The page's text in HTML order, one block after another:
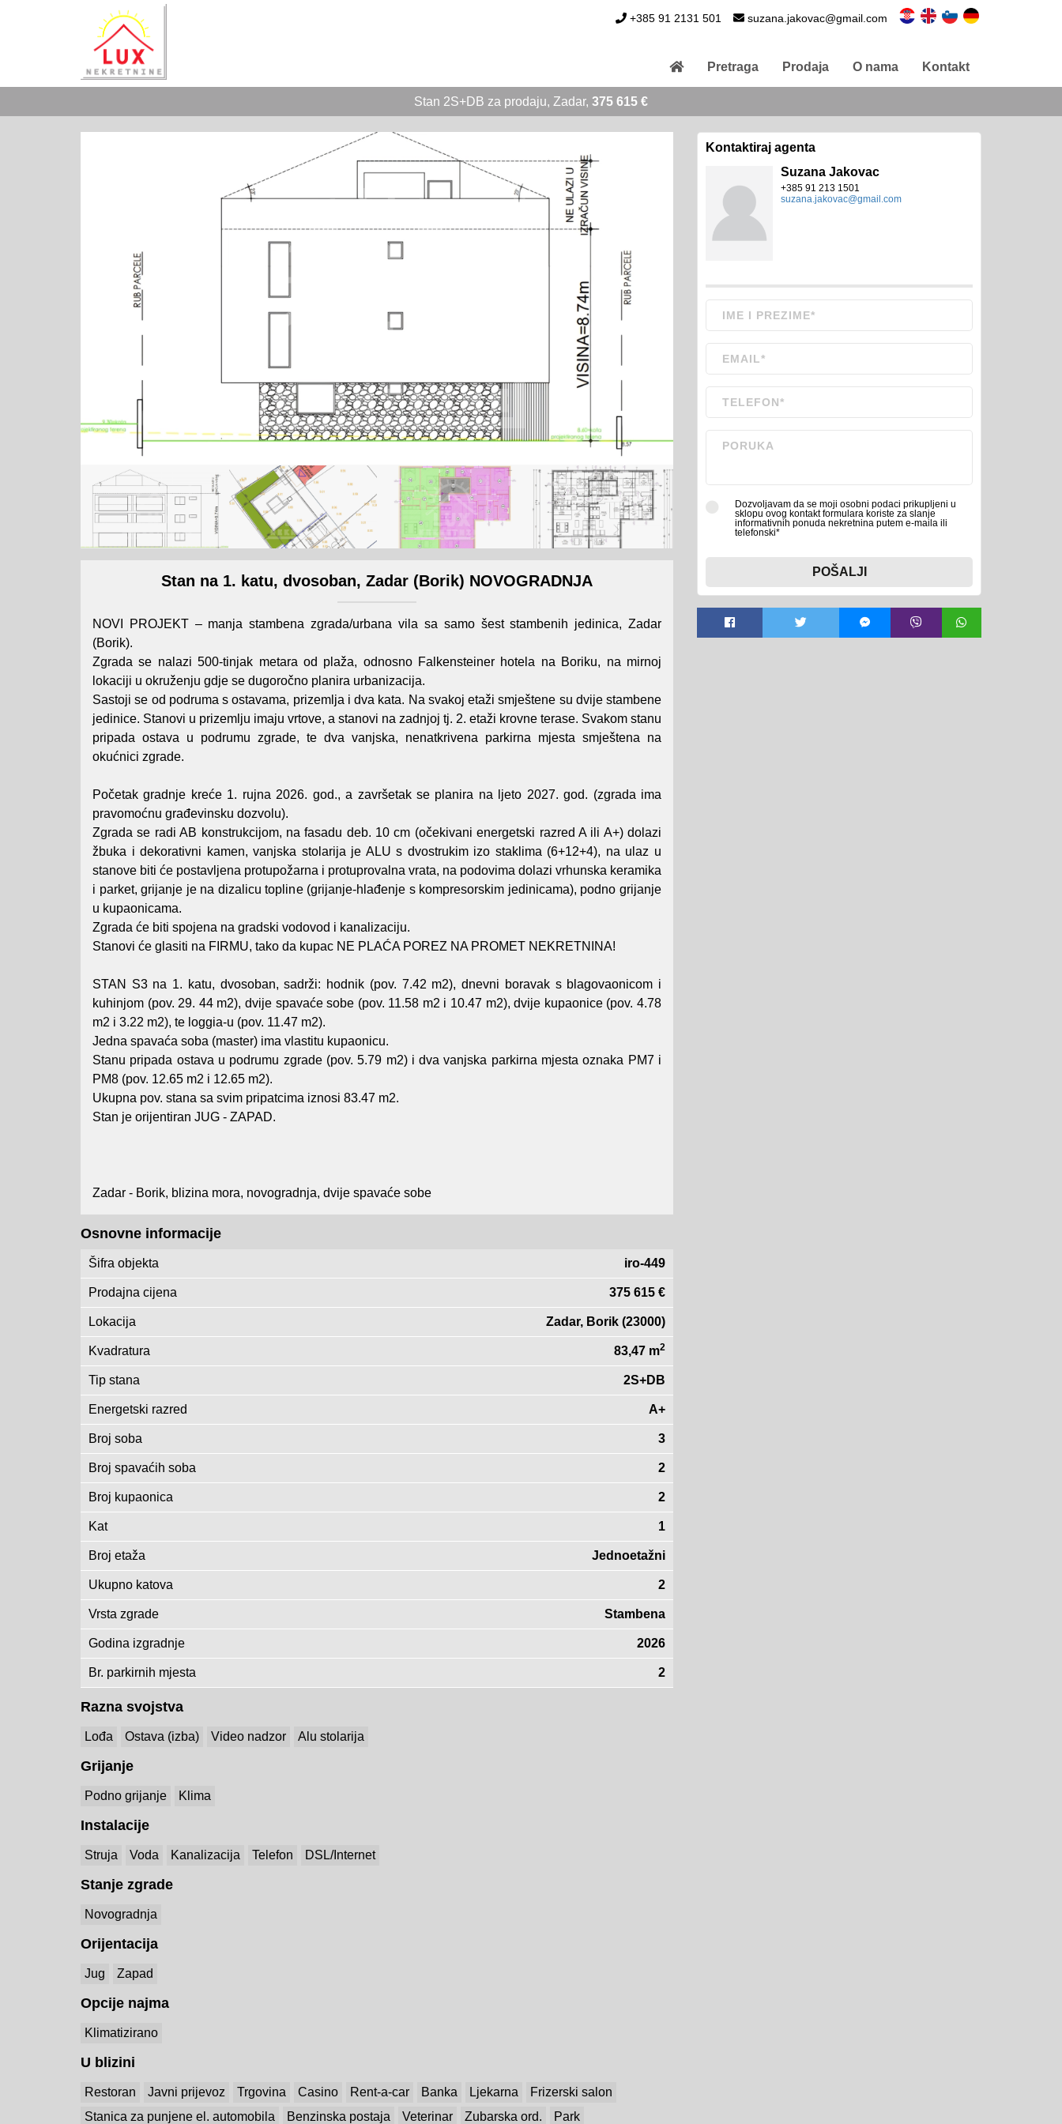
+385 91 2131 501 suzana.jakovac@gmail.com
Pretraga Prodaja O nama Kontakt
Stan 2S+DB za prodaju, Zadar, 375 615 €
Stan na 1. katu, dvosoban, Zadar (Borik) NOVOGRADNJA
NOVI PROJEKT – manja stambena zgrada/urbana vila sa samo šest stambenih jedinica, Zadar
(Borik).
Zgrada se nalazi 500-tinjak metara od plaža, odnosno Falkensteiner hotela na Boriku, na mirnoj
lokaciji u okruženju gdje se dugoročno planira urbanizacija.
Sastoji se od podruma s ostavama, prizemlja i dva kata. Na svakoj etaži smještene su dvije stambene
jedinice. Stanovi u prizemlju imaju vrtove, a stanovi na zadnjoj tj. 2. etaži krovne terase. Svakom stanu
pripada ostava u podrumu zgrade, te dva vanjska, nenatkrivena parkirna mjesta smještena na
okućnici zgrade.
Početak gradnje kreće 1. rujna 2026. god., a završetak se planira na ljeto 2027. god. (zgrada ima
pravomoćnu građevinsku dozvolu).
Zgrada se radi AB konstrukcijom, na fasadu deb. 10 cm (očekivani energetski razred A ili A+) dolazi
žbuka i dekorativni kamen, vanjska stolarija je ALU s dvostrukim izo staklima (6+12+4), na ulaz u
stanove biti će postavljena protupožarna i protuprovalna vrata, na podovima dolazi vrhunska keramika
i parket, grijanje je na dizalicu topline (grijanje-hlađenje s kompresorskim jedinicama), podno grijanje
u kupaonicama.
Zgrada će biti spojena na gradski vodovod i kanalizaciju.
Stanovi će glasiti na FIRMU, tako da kupac NE PLAĆA POREZ NA PROMET NEKRETNINA!
STAN S3 na 1. katu, dvosoban, sadrži: hodnik (pov. 7.42 m2), dnevni boravak s blagovaonicom i
kuhinjom (pov. 29. 44 m2), dvije spavaće sobe (pov. 11.58 m2 i 10.47 m2), dvije kupaonice (pov. 4.78
m2 i 3.22 m2), te loggia-u (pov. 11.47 m2).
Jedna spavaća soba (master) ima vlastitu kupaonicu.
Stanu pripada ostava u podrumu zgrade (pov. 5.79 m2) i dva vanjska parkirna mjesta oznaka PM7 i
PM8 (pov. 12.65 m2 i 12.65 m2).
Ukupna pov. stana sa svim pripatcima iznosi 83.47 m2.
Stan je orijentiran JUG - ZAPAD.
Zadar - Borik, blizina mora, novogradnja, dvije spavaće sobe
Osnovne informacije
Šifra objekta iro-449
Prodajna cijena 375 615 €
Lokacija Zadar, Borik (23000)
Kvadratura 83,47 m2
Tip stana 2S+DB
Energetski razred A+
Broj soba 3
Broj spavaćih soba 2
Broj kupaonica 2
Kat 1
Broj etaža Jednoetažni
Ukupno katova 2
Vrsta zgrade Stambena
Godina izgradnje 2026
Br. parkirnih mjesta 2
Razna svojstva
Lođa Ostava (izba) Video nadzor Alu stolarija
Grijanje
Podno grijanje Klima
Instalacije
Struja Voda Kanalizacija Telefon DSL/Internet
Stanje zgrade
Novogradnja
Orijentacija
Jug Zapad
Opcije najma
Klimatizirano
U blizini
Restoran Javni prijevoz Trgovina Casino Rent-a-car Banka Ljekarna
Frizerski salon
Stanica za punjene el. automobila
Benzinska postaja Veterinar Zubarska ord. Park
Kontaktiraj agenta
Suzana Jakovac
+385 91 213 1501
suzana.jakovac@gmail.com
Dozvoljavam da se moji osobni podaci prikupljeni u
sklopu ovog kontakt formulara koriste za slanje
informativnih ponuda nekretnina putem e-maila ili
telefonski*
POŠALJI